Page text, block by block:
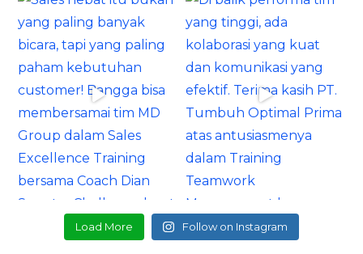
Load More Follow on Instagram